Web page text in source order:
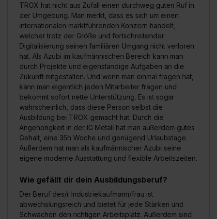
TROX hat nicht aus Zufall einen durchweg guten Ruf in
der Umgebung. Man merkt, dass es sich um einen
internationalen marktführenden Konzern handelt,
welcher trotz der Größe und fortschreitender
Digitalisierung seinen familiären Umgang nicht verloren
hat. Als Azubi im kaufmännischen Bereich kann man
durch Projekte und eigenständige Aufgaben an die
Zukunft mitgestalten. Und wenn man einmal fragen hat,
kann man eigentlich jeden Mitarbeiter fragen und
bekommt sofort nette Unterstützung. Es ist sogar
wahrscheinlich, dass diese Person selbst die
Ausbildung bei TROX gemacht hat. Durch die
Angehörigkeit in der IG Metall hat man außerdem gutes
Gehalt, eine 35h Woche und genügend Urlaubstage.
Außerdem hat man als kaufmännischer Azubi seine
eigene moderne Ausstattung und flexible Arbeitszeiten.
Wie gefällt dir dein Ausbildungsberuf?
Der Beruf des/r Industriekaufmann/frau ist
abwechslungsreich und bietet für jede Stärken und
Schwächen den richtigen Arbeitsplatz. Außerdem sind